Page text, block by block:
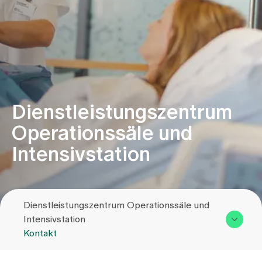
Fachbereiche
Team
Zuweisende
Über uns
Dienstleistungszentrum
Operationssäle und
Intensivstation
Dienstleistungszentrum Operationssäle und
Intensivstation
Kontakt